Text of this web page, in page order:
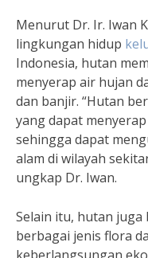
Menurut Dr. Ir. Iwan
lingkungan hidup
Indonesia, hutan
menyerap air hujan
dan banjir. “Hutan
yang dapat
sehingga dapat
alam di wilayah
ungkap Dr. Iwan.
Selain itu, hutan
berbagai jenis flora